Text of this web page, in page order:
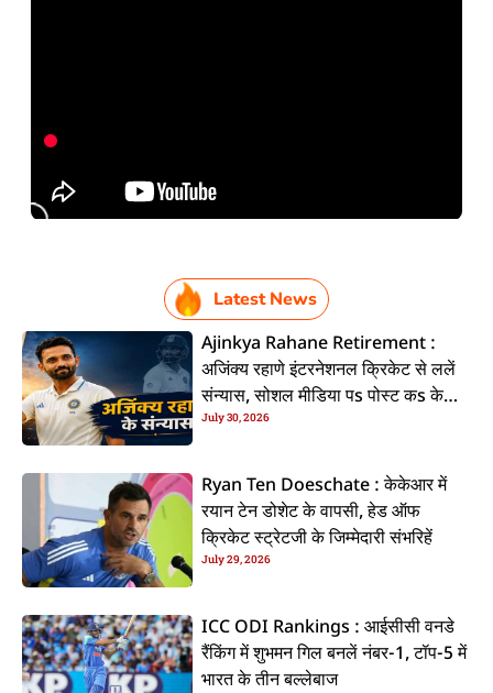
Latest News
Ajinkya Rahane Retirement :
अजिंक्य रहाणे इंटरनेशनल क्रिकेट से ललें
संन्यास, सोशल मीडिया पs पोस्ट कs के
कइलें एलान
July 30, 2026
Ryan Ten Doeschate : केकेआर में
रयान टेन डोशेट के वापसी, हेड ऑफ
क्रिकेट स्ट्रेटजी के जिम्मेदारी संभरिहें
July 29, 2026
ICC ODI Rankings : आईसीसी वनडे
रैंकिंग में शुभमन गिल बनलें नंबर-1, टॉप-5 में
भारत के तीन बल्लेबाज